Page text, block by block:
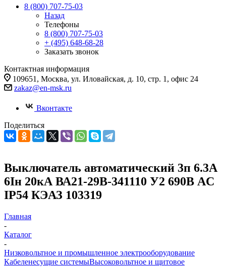
8 (800) 707-75-03
Назад
Телефоны
8 (800) 707-75-03
+ (495) 648-68-28
Заказать звонок
Контактная информация
109651, Москва, ул. Иловайская, д. 10, стр. 1, офис 24
zakaz@en-msk.ru
Вконтакте
Поделиться
Выключатель автоматический 3п 6.3А
6Iн 20кА ВА21-29В-341110 У2 690В AC
IP54 КЭАЗ 103319
Главная
-
Каталог
-
Низковольтное и промышленное электрооборудование
Кабеленесущие системыВысоковольтное и щитовое